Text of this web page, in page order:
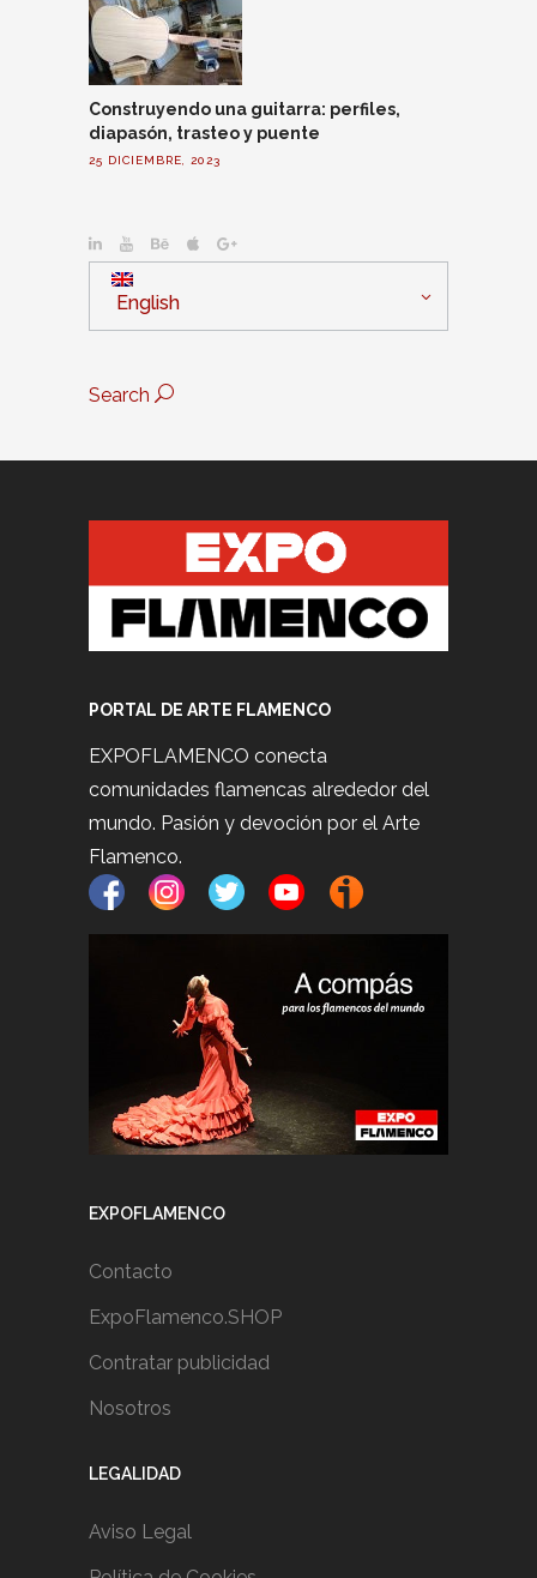
Construyendo una guitarra: perfiles,
diapasón, trasteo y puente
25 DICIEMBRE, 2023
English
Search
PORTAL DE ARTE FLAMENCO
EXPOFLAMENCO conecta
comunidades flamencas alrededor del
mundo. Pasión y devoción por el Arte
Flamenco.
EXPOFLAMENCO
Contacto
ExpoFlamenco.SHOP
Contratar publicidad
Nosotros
LEGALIDAD
Aviso Legal